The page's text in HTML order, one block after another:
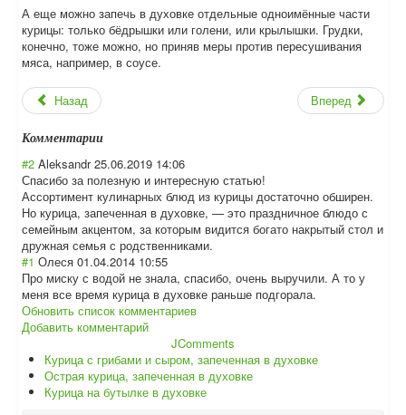
А еще можно запечь в духовке отдельные одноимённые части
курицы: только бёдрышки или голени, или крылышки. Грудки,
конечно, тоже можно, но приняв меры против пересушивания
мяса, например, в соусе.
Назад Вперед
Комментарии
#2 Aleksandr 25.06.2019 14:06
Спасибо за полезную и интересную статью!
Ассортимент кулинарных блюд из курицы достаточно обширен.
Но курица, запеченная в духовке, — это праздничное блюдо с
семейным акцентом, за которым видится богато накрытый стол и
дружная семья с родственниками.
#1 Олеся 01.04.2014 10:55
Про миску с водой не знала, спасибо, очень выручили. А то у
меня все время курица в духовке раньше подгорала.
Обновить список комментариев
Добавить комментарий
JComments
Курица с грибами и сыром, запеченная в духовке
Острая курица, запеченная в духовке
Курица на бутылке в духовке